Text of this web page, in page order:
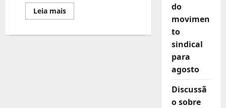
Leia maisLeia
mais
O
do
movimen
to
sindical
para
agosto
Discussã
o sobre